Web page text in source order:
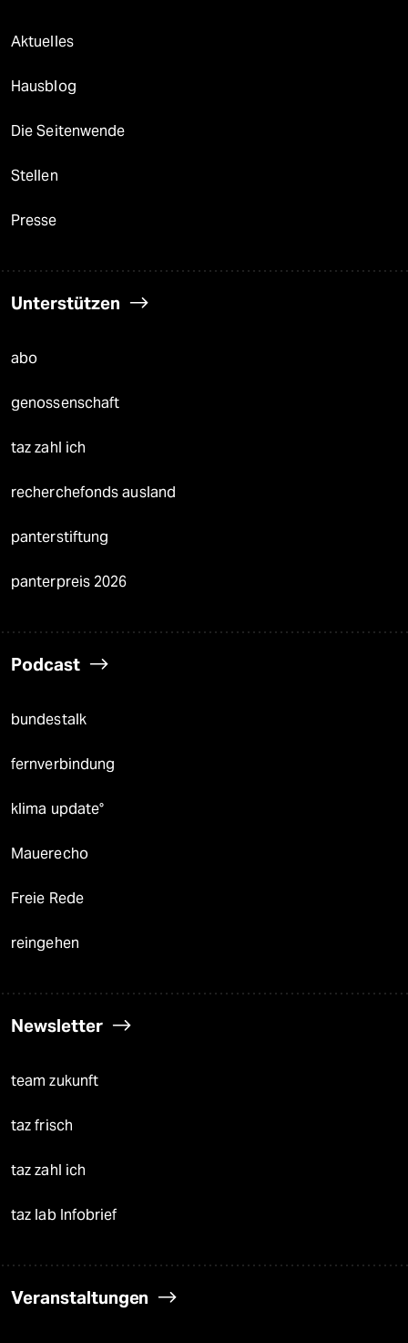
Aktuelles
Hausblog
Die Seitenwende
Stellen
Presse
Unterstützen
abo
genossenschaft
taz zahl ich
recherchefonds ausland
panterstiftung
panterpreis 2026
Podcast
bundestalk
fernverbindung
klima update°
Mauerecho
Freie Rede
reingehen
Newsletter
team zukunft
taz frisch
taz zahl ich
taz lab Infobrief
Veranstaltungen